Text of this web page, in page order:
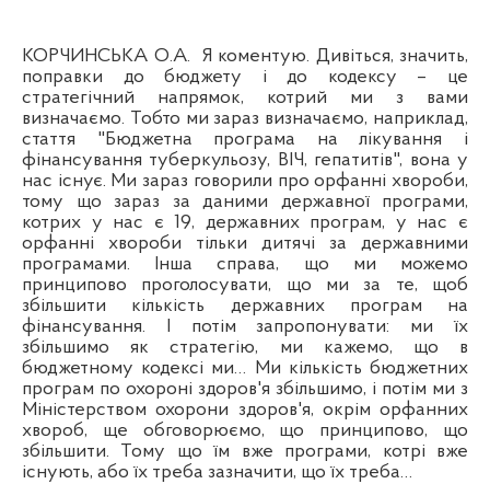
КОРЧИНСЬКА О.А.
Я коментую. Дивіться, значить,
поправки до бюджету і до кодексу – це
стратегічний напрямок, котрий ми з вами
визначаємо. Тобто ми зараз визначаємо, наприклад,
стаття "Бюджетна програма на лікування і
фінансування туберкульозу, ВІЧ, гепатитів", вона у
нас існує. Ми зараз говорили про орфанні хвороби,
тому що зараз за даними державної програми,
котрих у нас є 19, державних програм, у нас є
орфанні хвороби тільки дитячі за державними
програмами. Інша справа, що ми можемо
принципово проголосувати, що ми за те, щоб
збільшити кількість державних програм на
фінансування. І потім запропонувати: ми їх
збільшимо як стратегію, ми кажемо, що в
бюджетному кодексі ми… Ми кількість бюджетних
програм по охороні здоров'я збільшимо, і потім ми з
Міністерством охорони здоров'я, окрім орфанних
хвороб, ще обговорюємо, що принципово, що
збільшити. Тому що їм вже програми, котрі вже
існують, або їх треба зазначити, що їх треба…